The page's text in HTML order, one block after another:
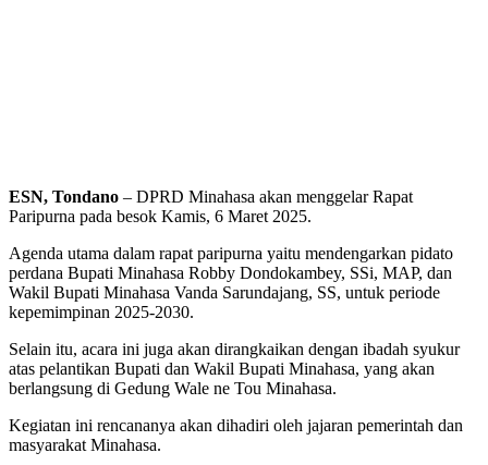
ESN, Tondano – DPRD Minahasa akan menggelar Rapat
Paripurna pada besok Kamis, 6 Maret 2025.
Agenda utama dalam rapat paripurna yaitu mendengarkan pidato
perdana Bupati Minahasa Robby Dondokambey, SSi, MAP, dan
Wakil Bupati Minahasa Vanda Sarundajang, SS, untuk periode
kepemimpinan 2025-2030.
Selain itu, acara ini juga akan dirangkaikan dengan ibadah syukur
atas pelantikan Bupati dan Wakil Bupati Minahasa, yang akan
berlangsung di Gedung Wale ne Tou Minahasa.
Kegiatan ini rencananya akan dihadiri oleh jajaran pemerintah dan
masyarakat Minahasa.